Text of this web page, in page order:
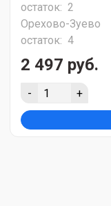
остаток: 2
Орехово-Зуево
остаток: 4
2 497 руб.
- +